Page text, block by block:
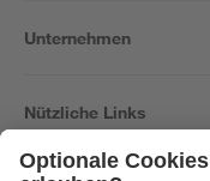
Unternehmen
Nützliche Links